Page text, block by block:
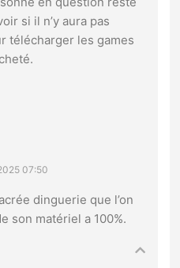
si il n’y aura pas
télécharger les games
07:50
dinguerie que l’on
son matériel a 100%.